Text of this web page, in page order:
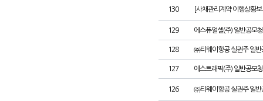
130 [사채관리계약 이행상황
129 에스퓨얼셀(주) 일반공모
128 ㈜티웨이항공 실권주 일반
127 에스트래픽(주) 일반공모
126 ㈜티웨이항공 실권주 일반